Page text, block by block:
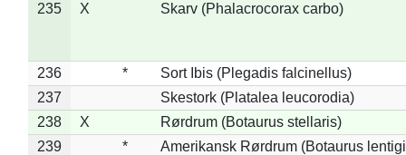
235 X Skarv (Phalacrocorax carbo)
236 *
Sort Ibis (Plegadis falcinellus)
237
Skestork (Platalea leucorodia)
238
X
Rørdrum (Botaurus stellaris)
239
*
Amerikansk Rørdrum (Botaurus